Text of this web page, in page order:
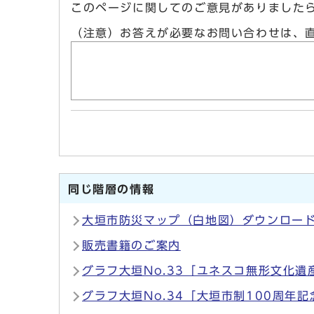
このページに関してのご意見がありました
（注意）お答えが必要なお問い合わせは
同じ階層の情報
大垣市防災マップ（白地図）ダウンロー
販売書籍のご案内
グラフ大垣No.33「ユネスコ無形文化
グラフ大垣No.34「大垣市制100周年記